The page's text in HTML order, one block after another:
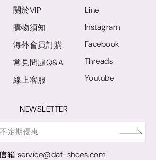
關於VIP
購物須知
海外會員訂購
常見問題Q&A
線上客服
Line
Instagram
Facebook
Threads
Youtube
NEWSLETTER
箱 service@daf-shoes.com